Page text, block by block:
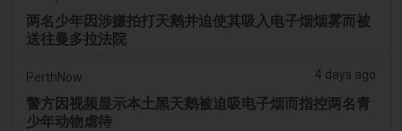
两名少年因涉嫌拍打天鹅并迫使其吸入电子烟烟雾而被
送往曼多拉法院
PerthNow 4 days ago
警方因视频显示本土黑天鹅被迫吸电子烟而指控两名青
少年动物虐待